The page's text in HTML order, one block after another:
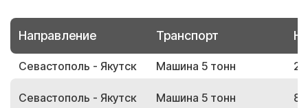
Направление Транспорт
Севастополь - Якутск Машина 5 тонн
Севастополь - Якутск Машина 5 тонн